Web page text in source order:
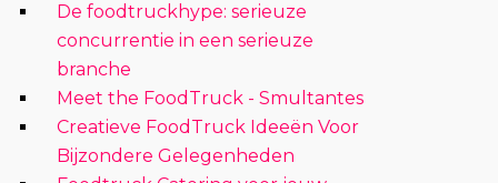
De foodtruckhype: serieuze
concurrentie in een serieuze
branche
Meet the FoodTruck - Smultantes
Creatieve FoodTruck Ideeën Voor
Bijzondere Gelegenheden